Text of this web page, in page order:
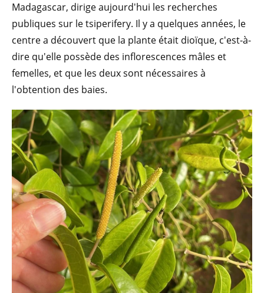
Madagascar, dirige aujourd'hui les recherches
publiques sur le tsiperifery. Il y a quelques années, le
centre a découvert que la plante était dioïque, c'est-à-
dire qu'elle possède des inflorescences mâles et
femelles, et que les deux sont nécessaires à
l'obtention des baies.